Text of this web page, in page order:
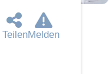
TeilenMelden